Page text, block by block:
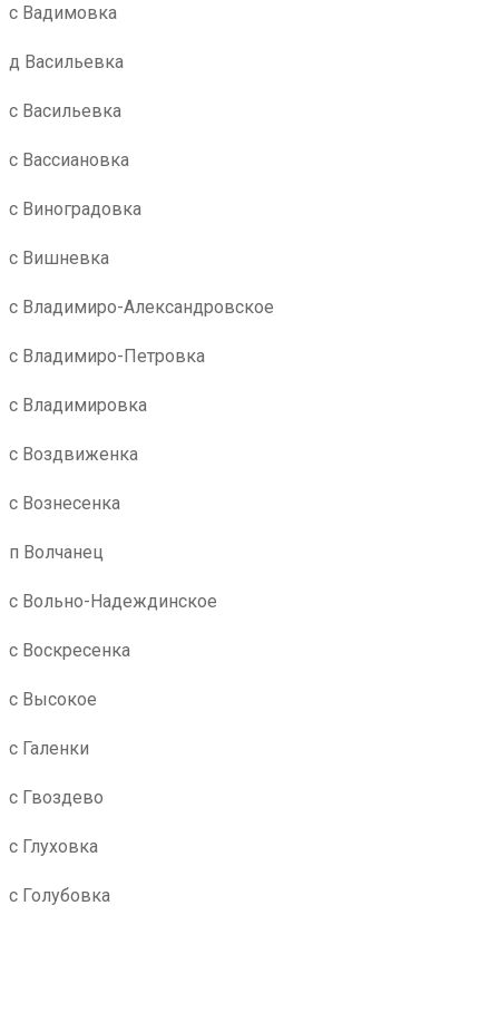
с Вадимовка
д Васильевка
с Васильевка
с Вассиановка
с Виноградовка
с Вишневка
с Владимиро-Александровское
с Владимиро-Петровка
с Владимировка
с Воздвиженка
с Вознесенка
п Волчанец
с Вольно-Надеждинское
с Воскресенка
с Высокое
с Галенки
с Гвоздево
с Глуховка
с Голубовка